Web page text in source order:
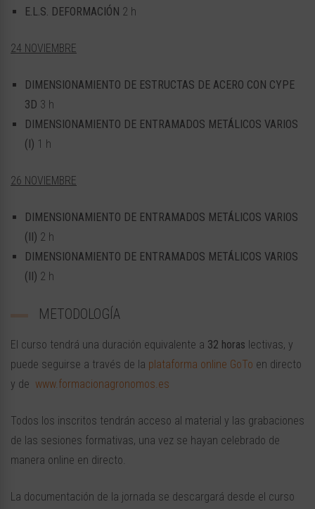
E.L.S. DEFORMACIÓN 2 h
24 NOVIEMBRE
DIMENSIONAMIENTO DE ESTRUCTAS DE ACERO CON CYPE
3D 3 h
DIMENSIONAMIENTO DE ENTRAMADOS METÁLICOS VARIOS
(I) 1 h
26 NOVIEMBRE
DIMENSIONAMIENTO DE ENTRAMADOS METÁLICOS VARIOS
(II) 2 h
DIMENSIONAMIENTO DE ENTRAMADOS METÁLICOS VARIOS
(II) 2 h
METODOLOGÍA
El curso tendrá una duración equivalente a 32 horas lectivas, y
puede seguirse a través de la plataforma online GoTo en directo
y de www.formacionagronomos.es
Todos los inscritos tendrán acceso al material y las grabaciones
de las sesiones formativas, una vez se hayan celebrado de
manera online en directo.
La documentación de la jornada se descargará desde el curso